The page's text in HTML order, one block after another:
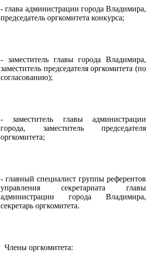
- глава администрации города Владимира,
председатель оргкомитета конкурса;
- заместитель главы города Владимира,
заместитель председателя оргкомитета (по
согласованию);
- заместитель главы администрации
города, заместитель председателя
оргкомитета;
- главный специалист группы референтов
управления секретариата главы
администрации города Владимира,
секретарь оргкомитета.
Члены оргкомитета: